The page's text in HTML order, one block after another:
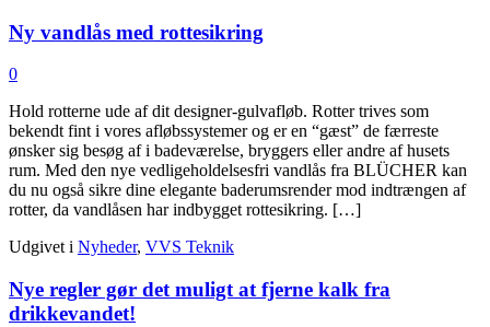
Ny vandlås med rottesikring
0
Hold rotterne ude af dit designer-gulvafløb. Rotter trives som
bekendt fint i vores afløbssystemer og er en “gæst” de færreste
ønsker sig besøg af i badeværelse, bryggers eller andre af husets
rum. Med den nye vedligeholdelsesfri vandlås fra BLÜCHER kan
du nu også sikre dine elegante baderumsrender mod indtrængen af
rotter, da vandlåsen har indbygget rottesikring. […]
Udgivet i Nyheder, VVS Teknik
Nye regler gør det muligt at fjerne kalk fra
drikkevandet!